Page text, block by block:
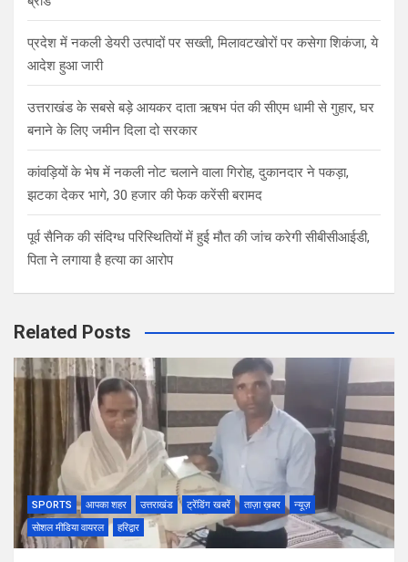
प्रदेश में नकली डेयरी उत्पादों पर सख्ती, मिलावटखोरों पर कसेगा शिकंजा, ये
आदेश हुआ जारी
उत्तराखंड के सबसे बड़े आयकर दाता ऋषभ पंत की सीएम धामी से गुहार, घर
बनाने के लिए जमीन दिला दो सरकार
कांवड़ियों के भेष में नकली नोट चलाने वाला गिरोह, दुकानदार ने पकड़ा,
झटका देकर भागे, 30 हजार की फेक करेंसी बरामद
पूर्व सैनिक की संदिग्ध परिस्थितियों में हुई मौत की जांच करेगी सीबीसीआईडी,
पिता ने लगाया है हत्या का आरोप
Related Posts
SPORTS आपका शहर उत्तराखंड ट्रेंडिंग खबरें ताज़ा ख़बर
न्यूज़
सोशल मीडिया वायरल
हरिद्वार